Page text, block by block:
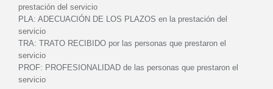
prestación del servicio
PLA: ADECUACIÓN DE LOS PLAZOS en la prestación del
servicio
TRA: TRATO RECIBIDO por las personas que prestaron el
servicio
PROF: PROFESIONALIDAD de las personas que prestaron el
servicio